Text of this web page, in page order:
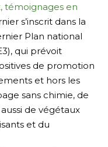
témoignages en
s’inscrit dans la
Plan national
qui prévoit
de promotion
et hors les
sans chimie, de
de végétaux
et du